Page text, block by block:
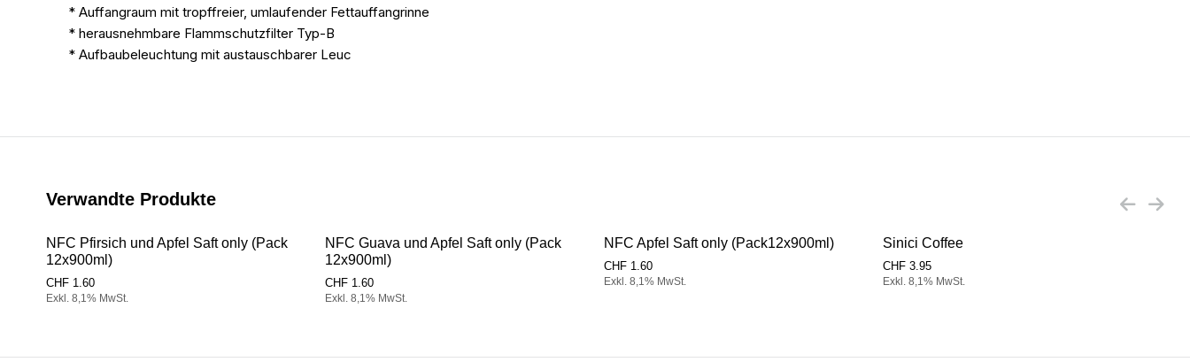
* Auffangraum mit tropffreier, umlaufender Fettauffangrinne
* herausnehmbare Flammschutzfilter Typ-B
* Aufbaubeleuchtung mit austauschbarer Leuc
Verwandte Produkte
NFC Pfirsich und Apfel Saft only (Pack
12x900ml)
CHF 1.60
Exkl. 8,1% MwSt.
NFC Guava und Apfel Saft only (Pack
12x900ml)
CHF 1.60
Exkl. 8,1% MwSt.
NFC Apfel Saft only (Pack12x900ml)
CHF 1.60
Exkl. 8,1% MwSt.
Sinici Coffee
CHF 3.95
Exkl. 8,1% MwSt.